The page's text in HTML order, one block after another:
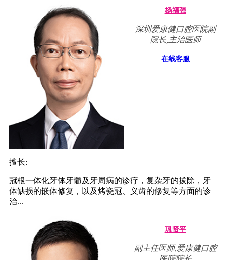
杨福强
深圳爱康健口腔医院副
院长,主治医师
在线客服
擅长:
冠根一体化牙体牙髓及牙周病的诊疗，复杂牙的拔除，牙
体缺损的嵌体修复，以及烤瓷冠、义齿的修复等方面的诊
治...
巩贤平
副主任医师,爱康健口腔